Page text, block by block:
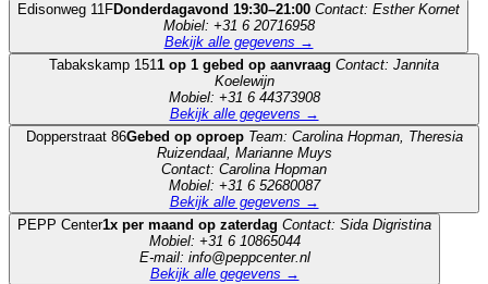
Edisonweg 11FDonderdagavond 19:30–21:00 Contact: Esther Kornet
Mobiel: +31 6 20716958
Bekijk alle gegevens →
Tabakskamp 1511 op 1 gebed op aanvraag Contact: Jannita
Koelewijn
Mobiel: +31 6 44373908
Bekijk alle gegevens →
Dopperstraat 86Gebed op oproep Team: Carolina Hopman, Theresia
Ruizendaal, Marianne Muys
Contact: Carolina Hopman
Mobiel: +31 6 52680087
Bekijk alle gegevens →
PEPP Center1x per maand op zaterdag Contact: Sida Digristina
Mobiel: +31 6 10865044
E-mail: info@peppcenter.nl
Bekijk alle gegevens →